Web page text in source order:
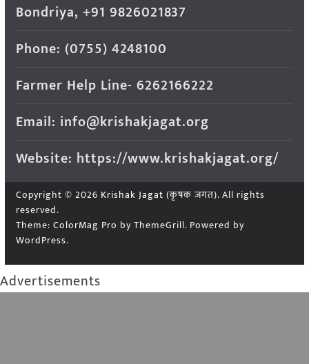
Bondriya, +91 9826021837
Phone: (0755) 4248100
Farmer Help Line- 6262166222
Email: info@krishakjagat.org
Website: https://www.krishakjagat.org/
Copyright © 2026 Krishak Jagat (कृषक जगत). All rights
reserved.
Theme: ColorMag Pro by ThemeGrill. Powered by
WordPress.
Advertisements